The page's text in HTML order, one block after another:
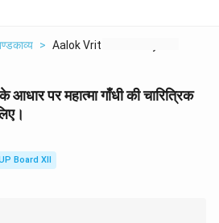
> Aalok Vritt Khndkavy...
पर महात्मा गाँधी की चारित्रिक
Board XII